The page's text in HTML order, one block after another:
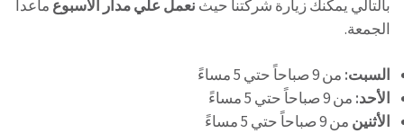
بالتالي يمكنك زيارة شركتنا حيث نعمل علي مدار الاسبوع ماعدا
الجمعة.
السبت: من 9 صباحاً حتي 5 مساءً
الأحد: من 9 صباحاً حتي 5 مساءً
الأثنين من 9 صباحاً حتي 5 مساءً